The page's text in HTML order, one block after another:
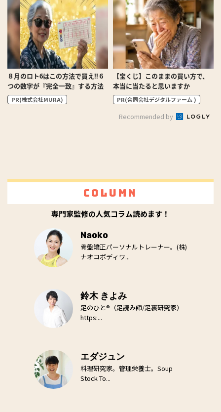
８月のロト6はこの方法で買え!!６
つの数字が『完全一致』する方法
PR(株式会社MURA)
【宝くじ】このままの買い方で、
本当に当たると思いますか
PR(合同会社デジタルファーム )
Recommended by
Column
専門家監修の人気コラム読めます！
Naoko
骨盤矯正パーソナルトレーナー。(株)
ナオコボディワ...
鈴木 きよみ
足のひと®（足読み師/足裏研究家）
https:...
エダジュン
料理研究家。管理栄養士。Soup
Stock To...